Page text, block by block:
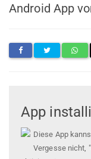
Android App
App
Diese App
Vergesse nicht,